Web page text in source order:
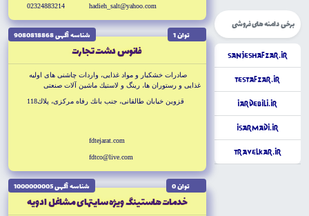
برخی دامنه های فروشی
SanjeshAfzar.ir
TestAfzar.ir
iArdebili.ir
iSarmadi.ir
TravelKar.ir
hadieh_salt@yahoo.com
02324883214
توان 1 شناسه آگهى 9080818868
فانوس دشت تجارت
صادرات خشكبار و مواد غذايى، واردات چاشنى هاى اوليه
غذايى و رستوران ها، رينگ و لاستيك ماشين آلات صنعتى
قزوين خيابان طالقانى، جنب بانك رفاه مركزى، پلاك118
fdtejarat.com
fdtco@live.com
توان 0 شناسه آگهى 1000000005
خدمات هاستينگ ويژه سايتهاى مشاغل ادويه